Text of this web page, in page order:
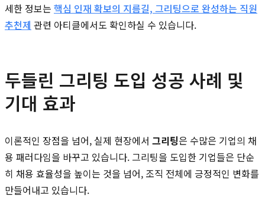
세한 정보는 핵심 인재 확보의 지름길, 그리팅으로 완성하는 직원
추천제 관련 아티클에서도 확인하실 수 있습니다.
두들린 그리팅 도입 성공 사례 및
기대 효과
이론적인 장점을 넘어, 실제 현장에서 그리팅은 수많은 기업의 채
용 패러다임을 바꾸고 있습니다. 그리팅을 도입한 기업들은 단순
히 채용 효율성을 높이는 것을 넘어, 조직 전체에 긍정적인 변화를
만들어내고 있습니다.